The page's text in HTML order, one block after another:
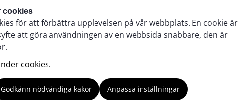
cookies
för att förbättra upplevelsen på vår webbplats. En cookie är
att göra användningen av en webbsida snabbare, den är
cookies.
Godkänn nödvändiga kakor Anpassa inställningar